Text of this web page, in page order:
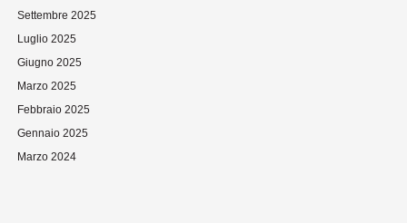
Settembre 2025
Luglio 2025
Giugno 2025
Marzo 2025
Febbraio 2025
Gennaio 2025
Marzo 2024